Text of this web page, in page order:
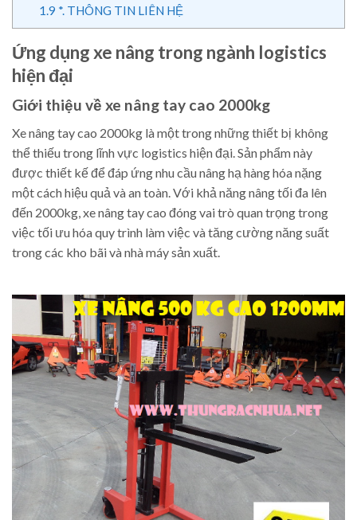
1.9 *. THÔNG TIN LIÊN HỆ
Ứng dụng xe nâng trong ngành logistics
hiện đại
Giới thiệu về xe nâng tay cao 2000kg
Xe nâng tay cao 2000kg là một trong những thiết bị không
thể thiếu trong lĩnh vực logistics hiện đại. Sản phẩm này
được thiết kế để đáp ứng nhu cầu nâng hạ hàng hóa nặng
một cách hiệu quả và an toàn. Với khả năng nâng tối đa lên
đến 2000kg, xe nâng tay cao đóng vai trò quan trọng trong
việc tối ưu hóa quy trình làm việc và tăng cường năng suất
trong các kho bãi và nhà máy sản xuất.